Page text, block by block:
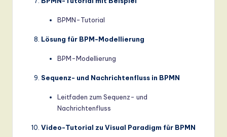
BPMN-Tutorial
Lösung für BPM-Modellierung
BPM-Modellierung
Sequenz- und Nachrichtenfluss in BPMN
Leitfaden zum Sequenz- und
Nachrichtenfluss
Video-Tutorial zu Visual Paradigm für BPMN